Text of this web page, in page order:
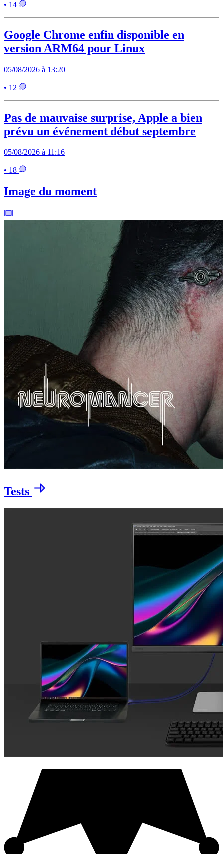
• 14
Google Chrome enfin disponible en
version ARM64 pour Linux
05/08/2026 à 13:20
• 12
Pas de mauvaise surprise, Apple a bien
prévu un événement début septembre
05/08/2026 à 11:16
• 18
Image du moment
Tests